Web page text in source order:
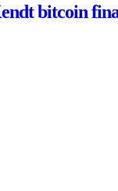
bitcoin